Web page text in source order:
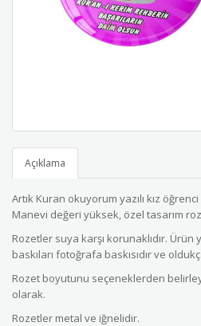
Açıklama
Artık Kuran okuyorum yazılı kız
Manevi değeri yüksek, özel tasarım
Rozetler suya karşı korunaklıdır.
baskıları fotoğrafa baskısıdır ve
Rozet boyutunu seçeneklerden
olarak.
Rozetler metal ve iğnelidir.